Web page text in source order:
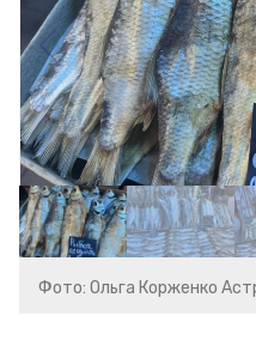
Фото: Ольга Корженко